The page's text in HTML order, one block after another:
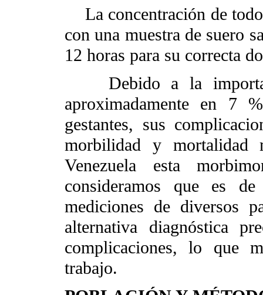
La concentración de
con una muestra de suero
12 horas para su correcta
Debido a la
aproximadamente en 7
gestantes, sus
morbilidad y mortalidad
Venezuela esta
consideramos que es
mediciones de diversos
alternativa diagnóstica
complicaciones, lo que
trabajo.